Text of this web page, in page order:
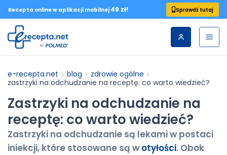
Recepta online w aplikacji mobilnej 49 zł! Sprawdź tutaj
e-recepta.net blog
zdrowie ogólne
zastrzyki na odchudzanie na receptę: co warto wiedzieć?
Zastrzyki na odchudzanie na
receptę: co warto wiedzieć?
Zastrzyki na odchudzanie są lekami w postaci
iniekcji, które stosowane są w otyłości. Obok